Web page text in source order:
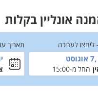
אונליין בקלות
לעריכה
החל מ-15:00
תאריך